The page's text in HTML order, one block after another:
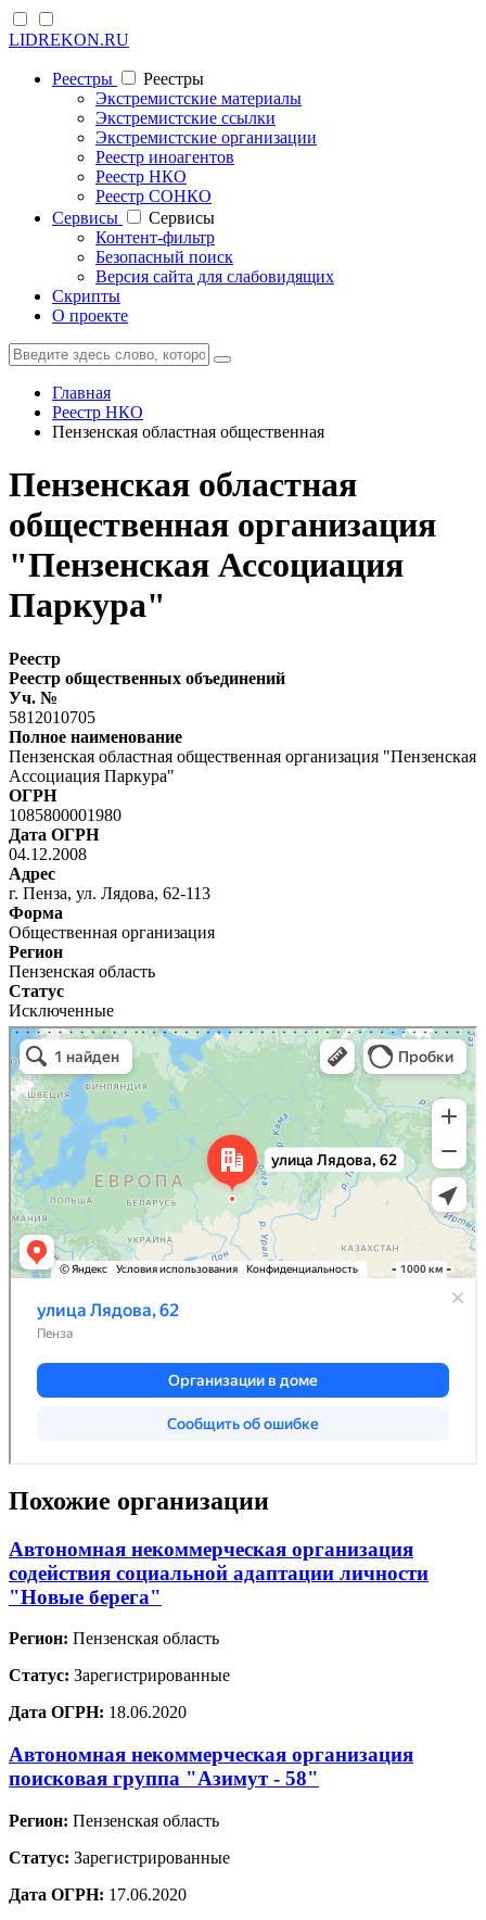
LIDREKON.RU
Реестры
Реестры
Экстремистские материалы
Экстремистские ссылки
Экстремистские организации
Реестр иноагентов
Реестр НКО
Реестр СОНКО
Cервисы
Cервисы
Контент-фильтр
Безопасный поиск
Версия сайта для слабовидящих
Скрипты
О проекте
Главная
Реестр НКО
Пензенская областная общественная
Пензенская областная
общественная организация
"Пензенская Ассоциация
Паркура"
Реестр
Реестр общественных объединений
Уч. №
5812010705
Полное наименование
Пензенская областная общественная организация "Пензенская
Ассоциация Паркура"
ОГРН
1085800001980
Дата ОГРН
04.12.2008
Адрес
г. Пенза, ул. Лядова, 62-113
Форма
Общественная организация
Регион
Пензенская область
Статус
Исключенные
Похожие организации
Автономная некоммерческая организация
содействия социальной адаптации личности
"Новые берега"
Регион: Пензенская область
Статус: Зарегистрированные
Дата ОГРН: 18.06.2020
Автономная некоммерческая организация
поисковая группа "Азимут - 58"
Регион: Пензенская область
Статус: Зарегистрированные
Дата ОГРН: 17.06.2020